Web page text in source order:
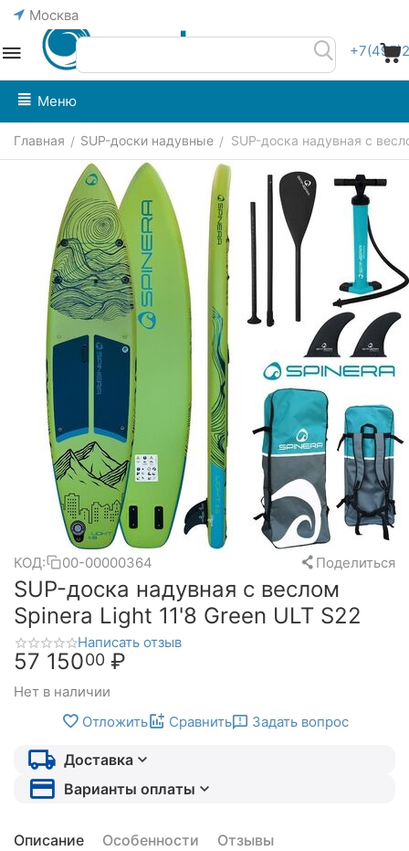
Москва
Меню
Главная / SUP-доски надувные / SUP-доска надувная с
КОД: 00-00000364 Поделиться
SUP-доска надувная с веслом
Spinera Light 11'8 Green ULT S22
Написать отзыв
57 15000 ₽
Нет в наличии
Отложить
Сравнить Задать вопрос
Доставка
Варианты оплаты
Описание Особенности Отзывы